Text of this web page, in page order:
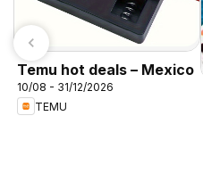
Temu hot deals – Mexico
10/08 - 31/12/2026
TEMU